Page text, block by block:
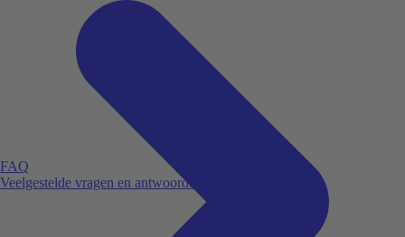
FAQ
Veelgestelde vragen en antwoorden.